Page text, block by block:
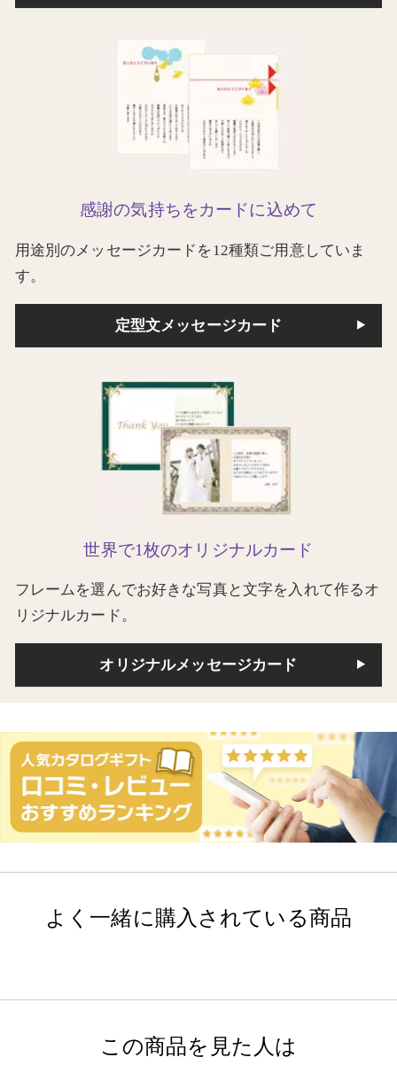
感謝の気持ちをカードに込めて
用途別のメッセージカードを12種類ご用意していま
す。
定型文メッセージカード
世界で1枚のオリジナルカード
フレームを選んでお好きな写真と文字を入れて作るオ
リジナルカード。
オリジナルメッセージカード
よく一緒に購入されている商品
この商品を見た人は